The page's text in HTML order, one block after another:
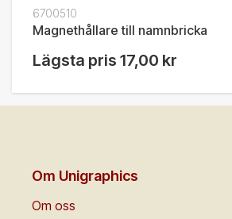
6700510
Magnethållare till namnbricka
Lägsta pris 17,00 kr
Om Unigraphics
Om oss